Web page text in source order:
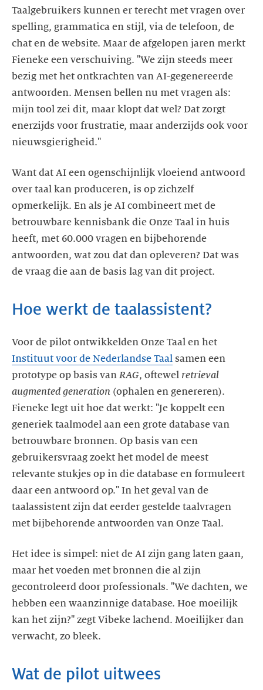
Taalgebruikers kunnen er terecht met vragen over
spelling, grammatica en stijl, via de telefoon, de
chat en de website. Maar de afgelopen jaren merkt
Fieneke een verschuiving. "We zijn steeds meer
bezig met het ontkrachten van AI-gegenereerde
antwoorden. Mensen bellen nu met vragen als:
mijn tool zei dit, maar klopt dat wel? Dat zorgt
enerzijds voor frustratie, maar anderzijds ook voor
nieuwsgierigheid."
Want dat AI een ogenschijnlijk vloeiend antwoord
over taal kan produceren, is op zichzelf
opmerkelijk. En als je AI combineert met de
betrouwbare kennisbank die Onze Taal in huis
heeft, met 60.000 vragen en bijbehorende
antwoorden, wat zou dat dan opleveren? Dat was
de vraag die aan de basis lag van dit project.
Hoe werkt de taalassistent?
Voor de pilot ontwikkelden Onze Taal en het
Instituut voor de Nederlandse Taal samen een
prototype op basis van RAG, oftewel retrieval
augmented generation (ophalen en genereren).
Fieneke legt uit hoe dat werkt: "Je koppelt een
generiek taalmodel aan een grote database van
betrouwbare bronnen. Op basis van een
gebruikersvraag zoekt het model de meest
relevante stukjes op in die database en formuleert
daar een antwoord op." In het geval van de
taalassistent zijn dat eerder gestelde taalvragen
met bijbehorende antwoorden van Onze Taal.
Het idee is simpel: niet de AI zijn gang laten gaan,
maar het voeden met bronnen die al zijn
gecontroleerd door professionals. "We dachten, we
hebben een waanzinnige database. Hoe moeilijk
kan het zijn?" zegt Vibeke lachend. Moeilijker dan
verwacht, zo bleek.
Wat de pilot uitwees